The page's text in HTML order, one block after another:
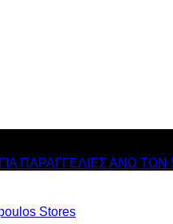
ΠΑΡΑΓΓΕΛΙΕΣ ΑΝΩ ΤΩΝ